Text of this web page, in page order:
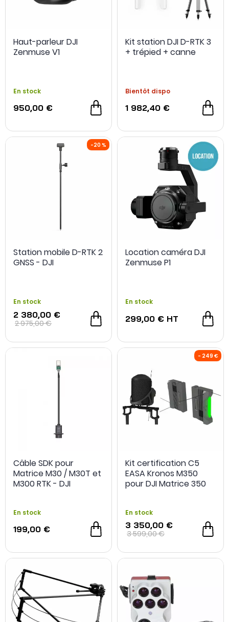
Haut-parleur DJI
Zenmuse V1
En stock
950,00 €
Kit station DJI D-RTK 3
+ trépied + canne
Bientôt dispo
1 982,40 €
-20 %
Station mobile D-RTK 2
GNSS - DJI
En stock
2 380,00 €
2 975,00 €
Location caméra DJI
Zenmuse P1
En stock
299,00 € HT
Câble SDK pour
Matrice M30 / M30T et
M300 RTK - DJI
En stock
199,00 €
Kit certification C5
EASA Kronos M350
pour DJI Matrice 350
En stock
3 350,00 €
3 599,00 €